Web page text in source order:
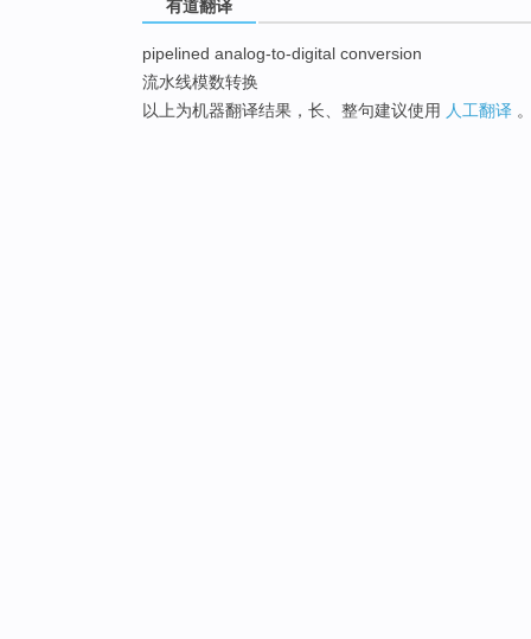
有道翻译
pipelined analog-to-digital conversion
流水线模数转换
以上为机器翻译结果，长、整句建议使用 人工翻译